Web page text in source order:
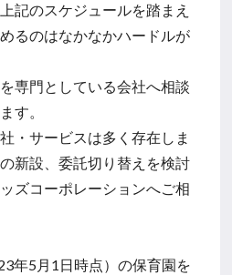
記のスケジュールを踏まえ
るのはなかなかハードルが
専門としている会社へ相談
す。
・サービスは多く存在しま
新設、委託切り替えを検討
ズコーポレーションへご相
年5月1日時点）の保育園を